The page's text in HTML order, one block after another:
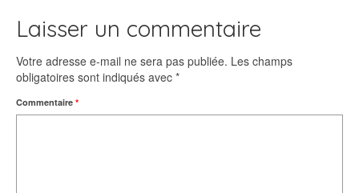
Laisser un commentaire
Votre adresse e-mail ne sera pas publiée. Les champs
obligatoires sont indiqués avec *
Commentaire *